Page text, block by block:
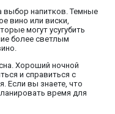
выбор напитков. Темные
вино или виски,
могут усугубить
более светлым
Хороший ночной
и справиться с
Если вы знаете, что
время для